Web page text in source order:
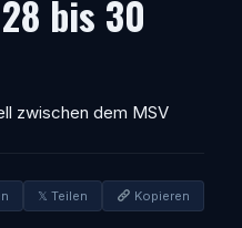
bis 30
zwischen dem MSV
𝕏 Teilen Kopieren